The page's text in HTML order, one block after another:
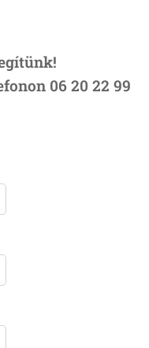
06 20 22 99